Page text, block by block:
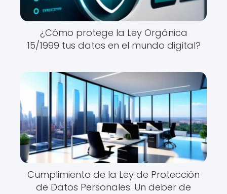
¿Cómo protege la Ley Orgánica
15/1999 tus datos en el mundo digital?
Cumplimiento de la Ley de Protección
de Datos Personales: Un deber de